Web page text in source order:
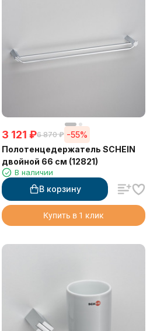
3 121 ₽6 870 ₽ -55%
Полотенцедержатель SCHEIN
двойной 66 см (12821)
В наличии
В корзину
Купить в 1 клик